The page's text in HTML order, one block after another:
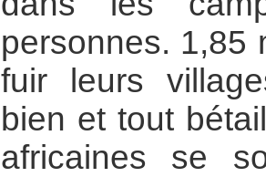
personnes. 1,85
fuir leurs
bien et tout
africaines se